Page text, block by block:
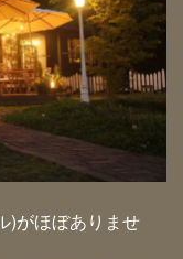
)がほぼありませ